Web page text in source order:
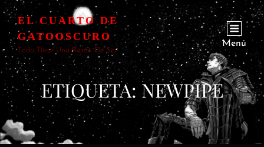
EL CUARTO DE
GATOOSCURO
Todo Tiene Una Razón De Ser
Menú
ETIQUETA: NEWPIPE